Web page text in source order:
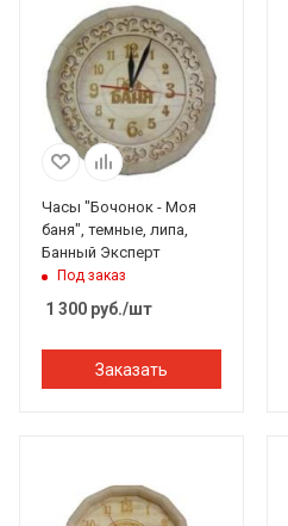
Часы "Бочонок - Моя
баня", темные, липа,
Банный Эксперт
Под заказ
1 300 руб./шт
Заказать